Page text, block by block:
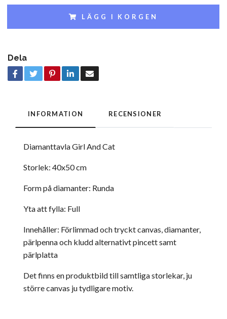
LÄGG I KORGEN
Dela
INFORMATION RECENSIONER
Diamanttavla Girl And Cat
Storlek: 40x50 cm
Form på diamanter: Runda
Yta att fylla: Full
Innehåller: Förlimmad och tryckt canvas, diamanter,
pärlpenna och kludd alternativt pincett samt
pärlplatta
Det finns en produktbild till samtliga storlekar, ju
större canvas ju tydligare motiv.